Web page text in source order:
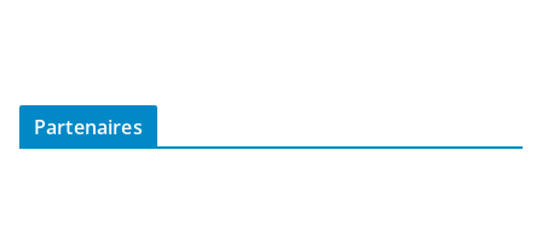
Partenaires